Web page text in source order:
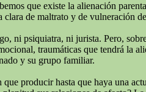
que existe la alienación
de maltrato y de vulneración
ni psiquiatra, ni jurista. Pero,
traumáticas que tendrá la
y su grupo familiar.
que producir hasta que haya una